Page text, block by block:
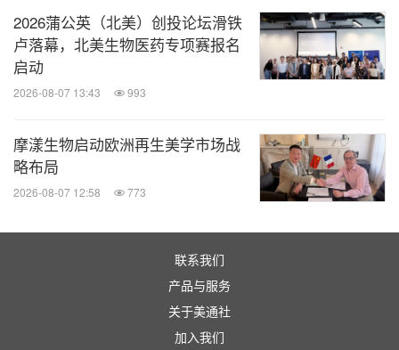
2026蒲公英（北美）创投论坛滑铁
卢落幕，北美生物医药专项赛报名
启动
2026-08-07 13:43 993
摩漾生物启动欧洲再生美学市场战
略布局
2026-08-07 12:58 773
联系我们
产品与服务
关于美通社
加入我们